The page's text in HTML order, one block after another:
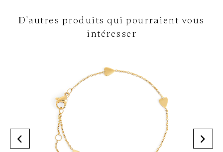
D'autres produits qui pourraient vous
intéresser